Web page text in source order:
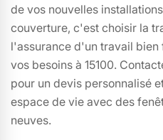
de vos nouvelles
couverture, c'est choisir la
l'assurance d'un travail
vos besoins à 15100.
pour un devis personnalisé
espace de vie avec des
neuves.